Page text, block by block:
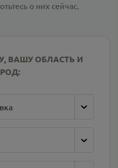
о них сейчас.
ВАШУ ОБЛАСТЬ И